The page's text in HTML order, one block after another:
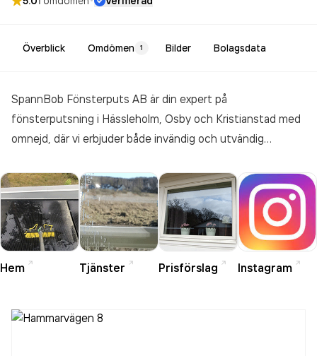
Överblick Omdömen 1 Bilder Bolagsdata
SpannBob Fönsterputs AB är din expert på
fönsterputsning i Hässleholm, Osby och Kristianstad med
omnejd, där vi erbjuder både invändig och utvändig
att leverera högsta möjliga service och kvalitet för
kundens fullständiga nöjdhet, med nöjd kundgaranti på alla
arbeten. Välj att abonnera på regelbunden
fönsterputsning för ditt hem, eller få hjälp vid speciella
tillfällen. Utöver fönsterputs erbjuder vi även rengöring av
solceller, med stor noggrannhet och säkerhet, vilket gör
solcellsunderhåll i södra Sverige. Kontakta oss för
Hem Tjänster Prisförslag Instagram